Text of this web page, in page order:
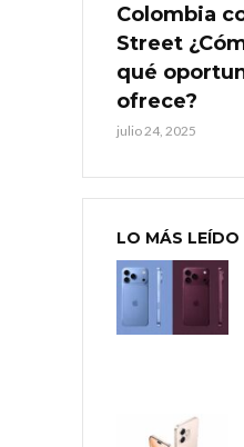
Colombia
Street
qué
ofrece?
julio 24, 2025
LO MÁS